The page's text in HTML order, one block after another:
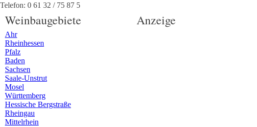
Telefon: 0 61 32 / 75 87 5
Weinbaugebiete
Ahr
Rheinhessen
Pfalz
Baden
Sachsen
Saale-Unstrut
Mosel
Württemberg
Hessische Bergstraße
Rheingau
Mittelrhein
Anzeige